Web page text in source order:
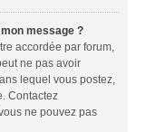
message ?
accordée par forum,
ne pas avoir
lequel vous postez,
Contactez
ne pouvez pas